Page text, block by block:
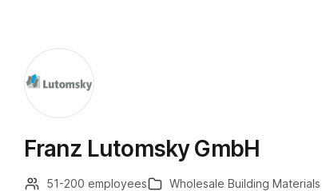
Franz Lutomsky GmbH
51-200 employees Wholesale Building Materials